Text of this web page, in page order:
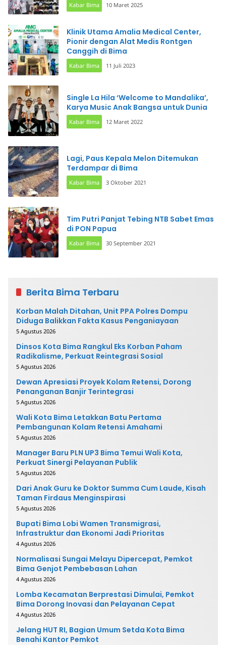
Kabar Bima 10 Maret 2025
Klinik Utama Amalia Medical Center,
Pionir dengan Alat Medis Rontgen
Canggih di Bima
Kabar Bima 11 Juli 2023
Single La Hila ‘Welcome to Mandalika’,
Karya Music Anak Bangsa untuk Dunia
Kabar Bima 12 Maret 2022
Lagi, Paus Kepala Melon Ditemukan
Terdampar di Bima
Kabar Bima 3 Oktober 2021
Tim Putri Panjat Tebing NTB Sabet Emas
di PON Papua
Kabar Bima 30 September 2021
Berita Bima Terbaru
Korban Malah Ditahan, Unit PPA Polres Dompu
Diduga Balikkan Fakta Kasus Penganiayaan
5 Agustus 2026
Dinsos Kota Bima Rangkul Eks Korban Paham
Radikalisme, Perkuat Reintegrasi Sosial
5 Agustus 2026
Dewan Apresiasi Proyek Kolam Retensi, Dorong
Penanganan Banjir Terintegrasi
5 Agustus 2026
Wali Kota Bima Letakkan Batu Pertama
Pembangunan Kolam Retensi Amahami
5 Agustus 2026
Manager Baru PLN UP3 Bima Temui Wali Kota,
Perkuat Sinergi Pelayanan Publik
5 Agustus 2026
Dari Anak Guru ke Doktor Summa Cum Laude, Kisah
Taman Firdaus Menginspirasi
5 Agustus 2026
Bupati Bima Lobi Wamen Transmigrasi,
Infrastruktur dan Ekonomi Jadi Prioritas
4 Agustus 2026
Normalisasi Sungai Melayu Dipercepat, Pemkot
Bima Genjot Pembebasan Lahan
4 Agustus 2026
Lomba Kecamatan Berprestasi Dimulai, Pemkot
Bima Dorong Inovasi dan Pelayanan Cepat
4 Agustus 2026
Jelang HUT RI, Bagian Umum Setda Kota Bima
Benahi Kantor Pemkot